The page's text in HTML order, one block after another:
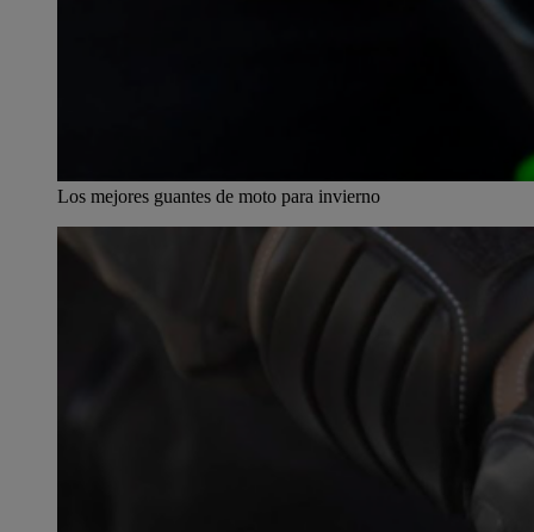
Los mejores guantes de moto para invierno